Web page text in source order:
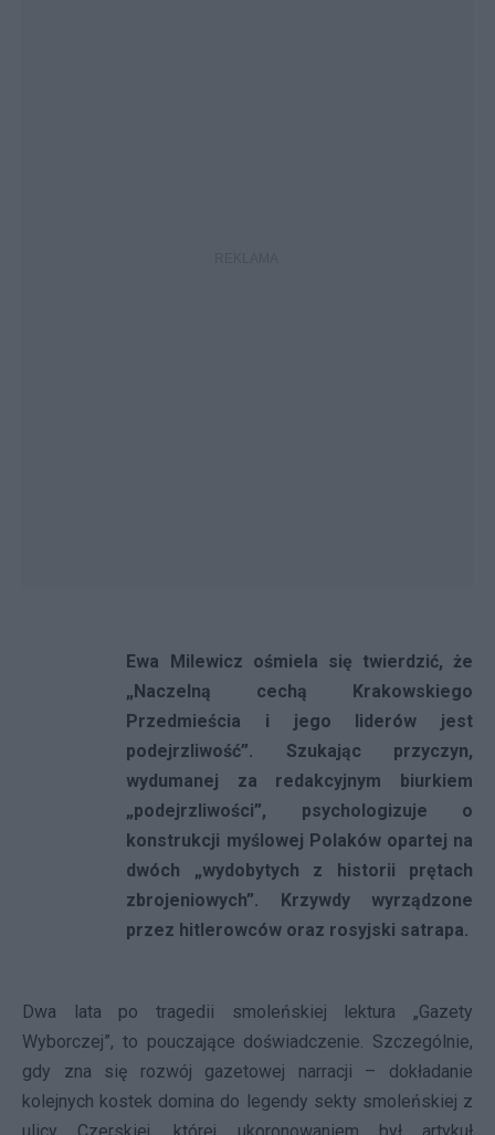
Ewa Milewicz ośmiela się twierdzić, że
„Naczelną cechą Krakowskiego
Przedmieścia i jego liderów jest
podejrzliwość”. Szukając przyczyn,
wydumanej za redakcyjnym biurkiem
„podejrzliwości”, psychologizuje o
konstrukcji myślowej Polaków opartej na
dwóch „wydobytych z historii prętach
zbrojeniowych”. Krzywdy wyrządzone
przez hitlerowców oraz rosyjski satrapa.
Dwa lata po tragedii smoleńskiej lektura „Gazety
Wyborczej”, to pouczające doświadczenie. Szczególnie,
gdy zna się rozwój gazetowej narracji – dokładanie
kolejnych kostek domina do legendy sekty smoleńskiej z